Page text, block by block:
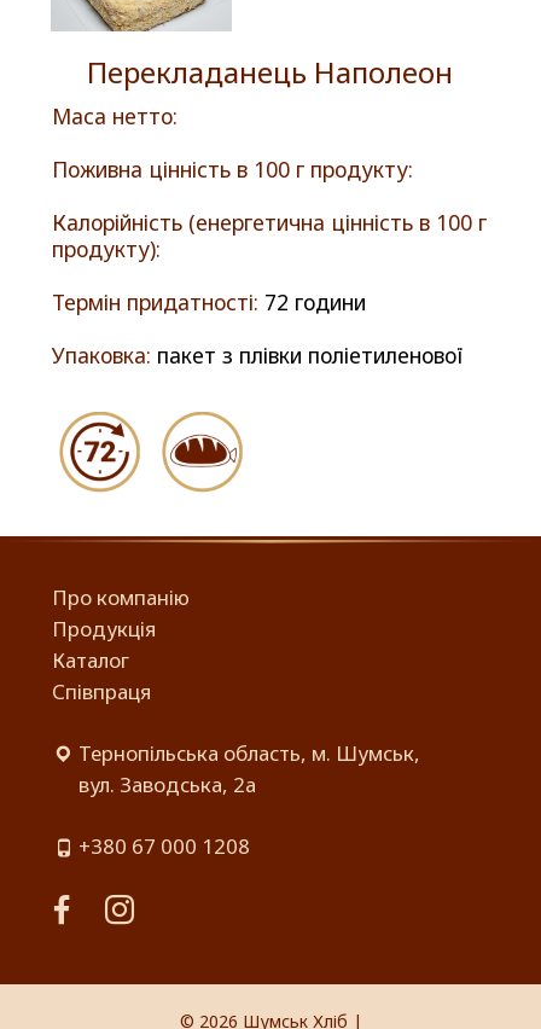
Перекладанець Наполеон
Маса нетто:
Поживна цінність в 100 г продукту:
Калорійність (енергетична цінність в 100 г
продукту):
Термін придатності: 72 години
Упаковка: пакет з плівки поліетиленової
Про компанію
Продукція
Каталог
Співпраця
Тернопільська область, м. Шумськ,
вул. Заводська, 2а
+380 67 000 1208
facebookinstagram
© 2026 Шумськ Хліб |